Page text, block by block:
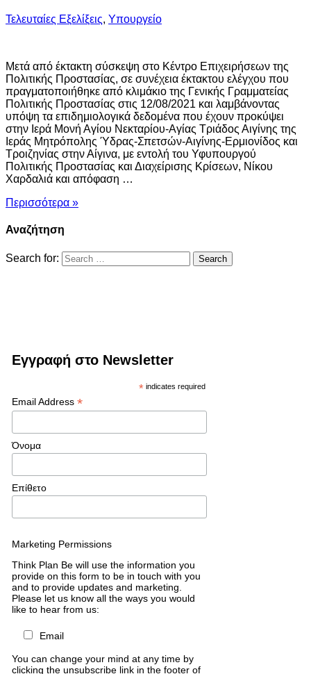
Τελευταίες Εξελίξεις, Υπουργείο
Μετά από έκτακτη σύσκεψη στο Κέντρο Επιχειρήσεων της
Πολιτικής Προστασίας, σε συνέχεια έκτακτου ελέγχου που
πραγματοποιήθηκε από κλιμάκιο της Γενικής Γραμματείας
Πολιτικής Προστασίας στις 12/08/2021 και λαμβάνοντας
υπόψη τα επιδημιολογικά δεδομένα που έχουν προκύψει
στην Ιερά Μονή Αγίου Νεκταρίου-Αγίας Τριάδος Αιγίνης της
Ιεράς Μητρόπολης Ύδρας-Σπετσών-Αιγίνης-Ερμιονίδος και
Τροιζηνίας στην Αίγινα, με εντολή του Υφυπουργού
Πολιτικής Προστασίας και Διαχείρισης Κρίσεων, Νίκου
Χαρδαλιά και απόφαση …
Περισσότερα »
Αναζήτηση
Search for:
Εγγραφή στο Newsletter
* indicates required
Email Address *
Όνομα
Επίθετο
Marketing Permissions
Think Plan Be will use the information you
provide on this form to be in touch with you
and to provide updates and marketing.
Please let us know all the ways you would
like to hear from us:
Email
You can change your mind at any time by
clicking the unsubscribe link in the footer of